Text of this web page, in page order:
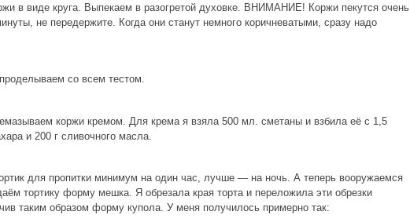
в виде круга. Выпекаем в разогретой духовке. ВНИМАНИЕ! Коржи пекутся очень
не передержите. Когда они станут немного коричневатыми, сразу надо
со всем тестом.
коржи кремом. Для крема я взяла 500 мл. сметаны и взбила её с 1,5
и 200 г сливочного масла.
для пропитки минимум на один час, лучше — на ночь. А теперь вооружаемся
тортику форму мешка. Я обрезала края торта и переложила эти обрезки
таким образом форму купола. У меня получилось примерно так: